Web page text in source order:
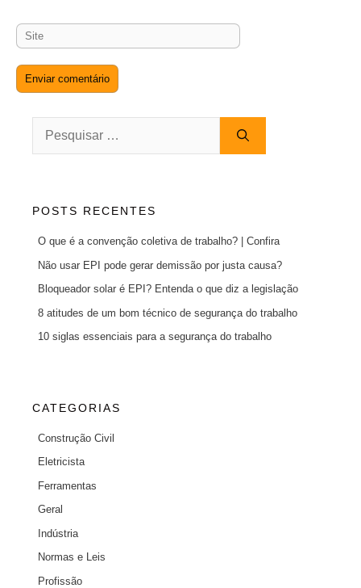
Site
POSTS RECENTES
O que é a convenção coletiva de trabalho? | Confira
Não usar EPI pode gerar demissão por justa causa?
Bloqueador solar é EPI? Entenda o que diz a legislação
8 atitudes de um bom técnico de segurança do trabalho
10 siglas essenciais para a segurança do trabalho
CATEGORIAS
Construção Civil
Eletricista
Ferramentas
Geral
Indústria
Normas e Leis
Profissão